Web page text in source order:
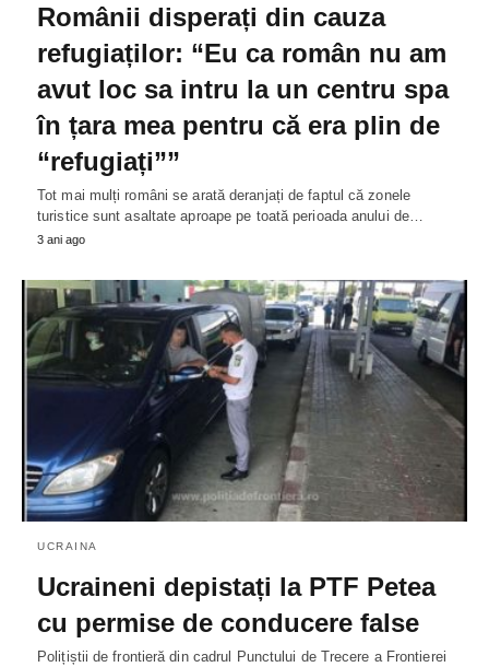
Românii disperați din cauza
refugiaților: “Eu ca român nu am
avut loc sa intru la un centru spa
în țara mea pentru că era plin de
“refugiați””
Tot mai mulți români se arată deranjați de faptul că zonele
turistice sunt asaltate aproape pe toată perioada anului de…
3 ani ago
UCRAINA
Ucraineni depistați la PTF Petea
cu permise de conducere false
Polițiștii de frontieră din cadrul Punctului de Trecere a Frontierei